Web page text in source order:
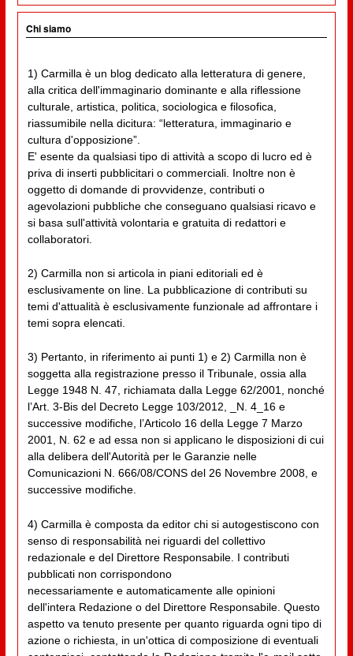
Chi siamo
1) Carmilla è un blog dedicato alla letteratura di genere,
alla critica dell'immaginario dominante e alla riflessione
culturale, artistica, politica, sociologica e filosofica,
riassumibile nella dicitura: “letteratura, immaginario e
cultura d'opposizione”.
E' esente da qualsiasi tipo di attività a scopo di lucro ed è
priva di inserti pubblicitari o commerciali. Inoltre non è
oggetto di domande di provvidenze, contributi o
agevolazioni pubbliche che conseguano qualsiasi ricavo e
si basa sull'attività volontaria e gratuita di redattori e
collaboratori.
2) Carmilla non si articola in piani editoriali ed è
esclusivamente on line. La pubblicazione di contributi su
temi d'attualità è esclusivamente funzionale ad affrontare i
temi sopra elencati.
3) Pertanto, in riferimento ai punti 1) e 2) Carmilla non è
soggetta alla registrazione presso il Tribunale, ossia alla
Legge 1948 N. 47, richiamata dalla Legge 62/2001, nonché
l’Art. 3-Bis del Decreto Legge 103/2012, _N. 4_16 e
successive modifiche, l’Articolo 16 della Legge 7 Marzo
2001, N. 62 e ad essa non si applicano le disposizioni di cui
alla delibera dell'Autorità per le Garanzie nelle
Comunicazioni N. 666/08/CONS del 26 Novembre 2008, e
successive modifiche.
4) Carmilla è composta da editor chi si autogestiscono con
senso di responsabilità nei riguardi del collettivo
redazionale e del Direttore Responsabile. I contributi
pubblicati non corrispondono
necessariamente e automaticamente alle opinioni
dell'intera Redazione o del Direttore Responsabile. Questo
aspetto va tenuto presente per quanto riguarda ogni tipo di
azione o richiesta, in un'ottica di composizione di eventuali